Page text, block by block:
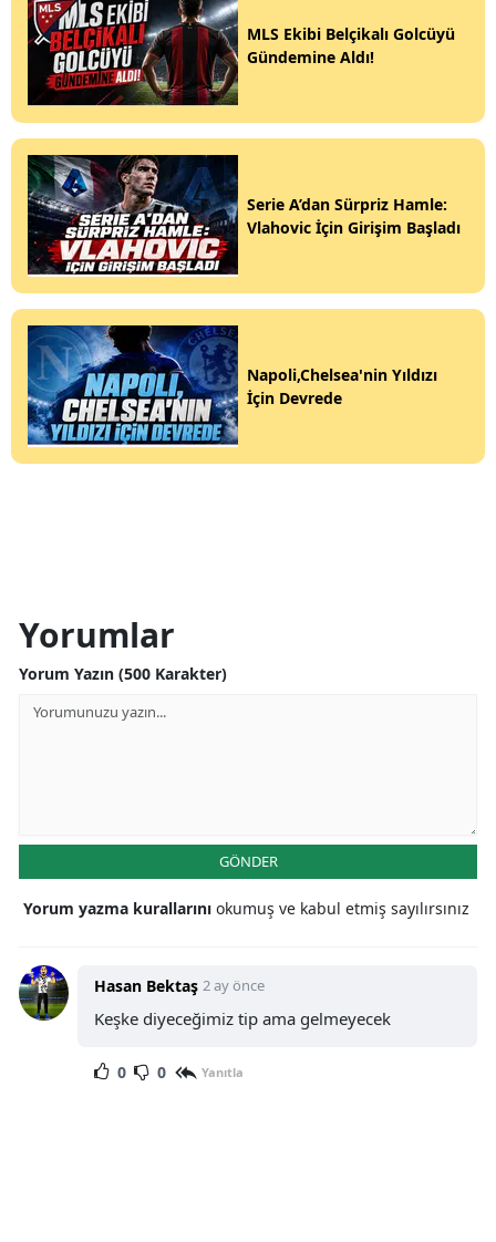
MLS Ekibi Belçikalı Golcüyü
Gündemine Aldı!
Serie A’dan Sürpriz Hamle:
Vlahovic İçin Girişim Başladı
Napoli,Chelsea'nin Yıldızı
İçin Devrede
Yorumlar
Yorum Yazın (500 Karakter)
GÖNDER
Yorum yazma kurallarını okumuş ve kabul etmiş sayılırsınız
Hasan Bektaş 2 ay önce
Keşke diyeceğimiz tip ama gelmeyecek
0 0 Yanıtla